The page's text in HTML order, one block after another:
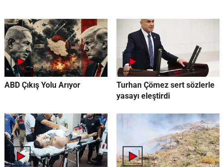
ABD Çıkış Yolu Arıyor
Turhan Çömez sert sözlerle
yasayı eleştirdi